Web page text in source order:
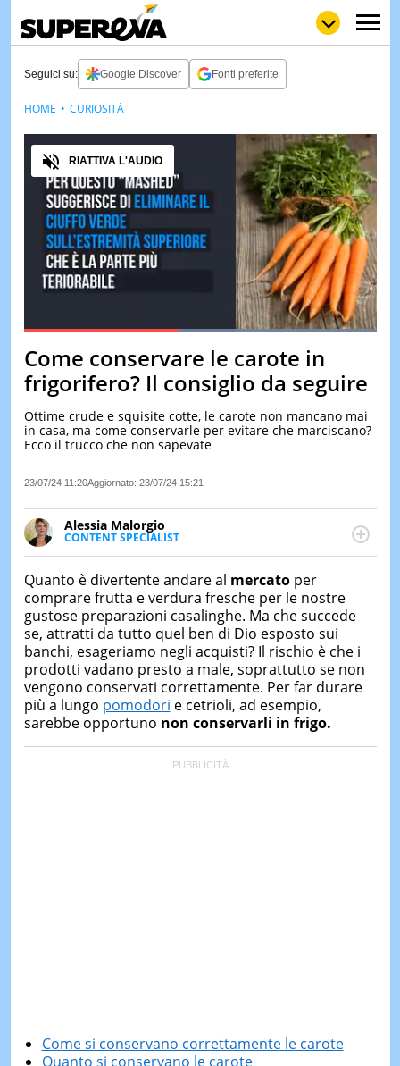
LOLGULP
LOVE
WOW
POP
NEWS
STORIE
VIDEO
& TV
QUIZ
&
TEST
&
LE
DI
IERI
Seguici su: Google Discover Fonti preferite
PauseUnmute
Loaded:100.00%
Audio
RIATTIVA L'AUDIO
Come conservare le carote in
frigorifero? Il consiglio da seguire
Ottime crude e squisite cotte, le carote non mancano mai
in casa, ma come conservarle per evitare che marciscano?
Ecco il trucco che non sapevate
23/07/24 11:20Aggiornato: 23/07/24 15:21
Alessia Malorgio
CONTENT SPECIALIST
Ha conseguito un Master in Marketing Management
e Google Digital Training su Marketing digitale. Si
occupa della creazione di contenuti in ottica SEO e
dello sviluppo di strategie marketing attraverso
canali digitali.
HOME CURIOSITÀ
Quanto è divertente andare al mercatoper
comprare frutta e verdura fresche per le nostre
gustose preparazioni casalinghe. Ma che succede
se, attratti da tutto quel ben di Dio esposto sui
banchi, esageriamo negli acquisti? Il rischio è che i
prodotti vadano presto a male, soprattutto se non
vengono conservati correttamente. Per far durare
più a lungo pomodori e cetrioli, ad esempio,
sarebbe opportuno non conservarli in frigo.
Come si conservano correttamente le carote
Quanto si conservano le carote